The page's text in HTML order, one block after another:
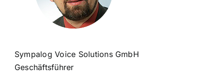
Sympalog Voice Solutions GmbH
Geschäftsführer